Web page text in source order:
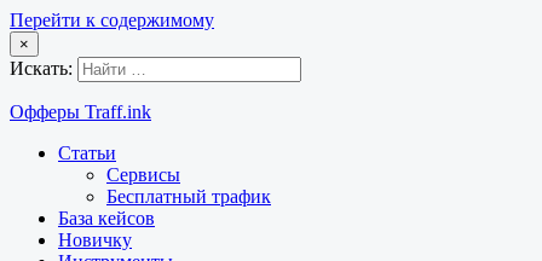
Перейти к содержимому
×
Искать:
Офферы Traff.ink
Статьи
Сервисы
Бесплатный трафик
База кейсов
Новичку